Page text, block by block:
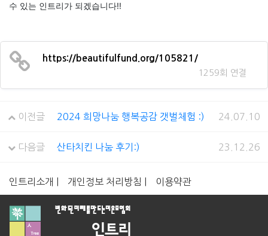
수 있는 인트리가 되겠습니다!!
https://beautifulfund.org/105821/
1259회 연결
이전글 2024 희망나눔 행복공감 갯벌체험 :) 24.07.10
다음글 산타치킨 나눔 후기:) 23.12.26
인트리소개 | 개인정보 처리방침 | 이용약관